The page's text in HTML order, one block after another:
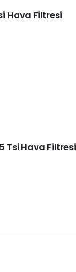
Hava Filtresi
Tsi Hava Filtresi